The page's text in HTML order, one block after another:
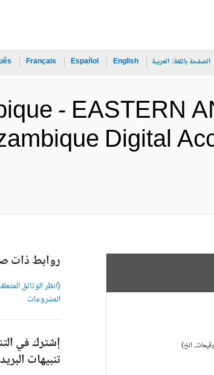
الصفحة باللغة: العربية English
Español
Français
- EASTERN
Digital
الخ)
روابط ذات
(انظر الوثائق
المشروعات
إشترك في
تنبيهات